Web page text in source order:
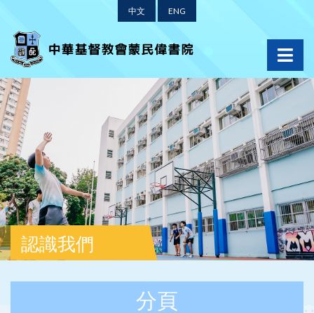
中文 ENG
認識我們
分頁